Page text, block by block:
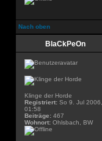
Nach oben
BlaCkPeOn
Klinge der Horde
Registriert: So 9. Jul 2006,
01:58
Beiträge: 467
Wohnort: Ohlsbach, BW